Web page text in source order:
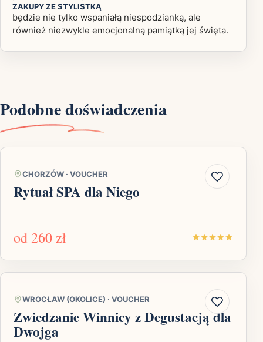
ZAKUPY ZE STYLISTKĄ
będzie nie tylko wspaniałą niespodzianką, ale
również niezwykle emocjonalną pamiątką jej święta.
Podobne doświadczenia
CHORZÓW · VOUCHER
Rytuał SPA dla Niego
od 260 zł
WROCŁAW (OKOLICE) · VOUCHER
Zwiedzanie Winnicy z Degustacją dla
Dwojga